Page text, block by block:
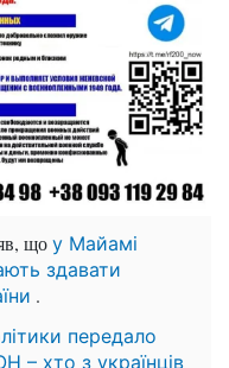
що у Майамі
здавати
.
передало
– хто з українців